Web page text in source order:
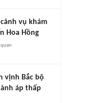
cảnh vụ khám
Hoa Hồng
quan
vịnh Bắc bộ
áp thấp